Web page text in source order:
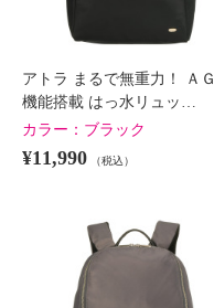
アトラ まるで無重力！ Ａ
機能搭載 はっ水リュッ…
カラー： ブラック
¥11,990 （税込）